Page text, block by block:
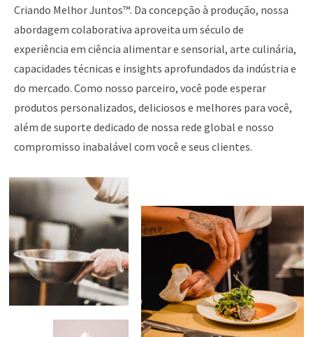
Criando Melhor Juntos™. Da concepção à produção, nossa
abordagem colaborativa aproveita um século de
experiência em ciência alimentar e sensorial, arte culinária,
capacidades técnicas e insights aprofundados da indústria e
do mercado. Como nosso parceiro, você pode esperar
produtos personalizados, deliciosos e melhores para você,
além de suporte dedicado de nossa rede global e nosso
compromisso inabalável com você e seus clientes.